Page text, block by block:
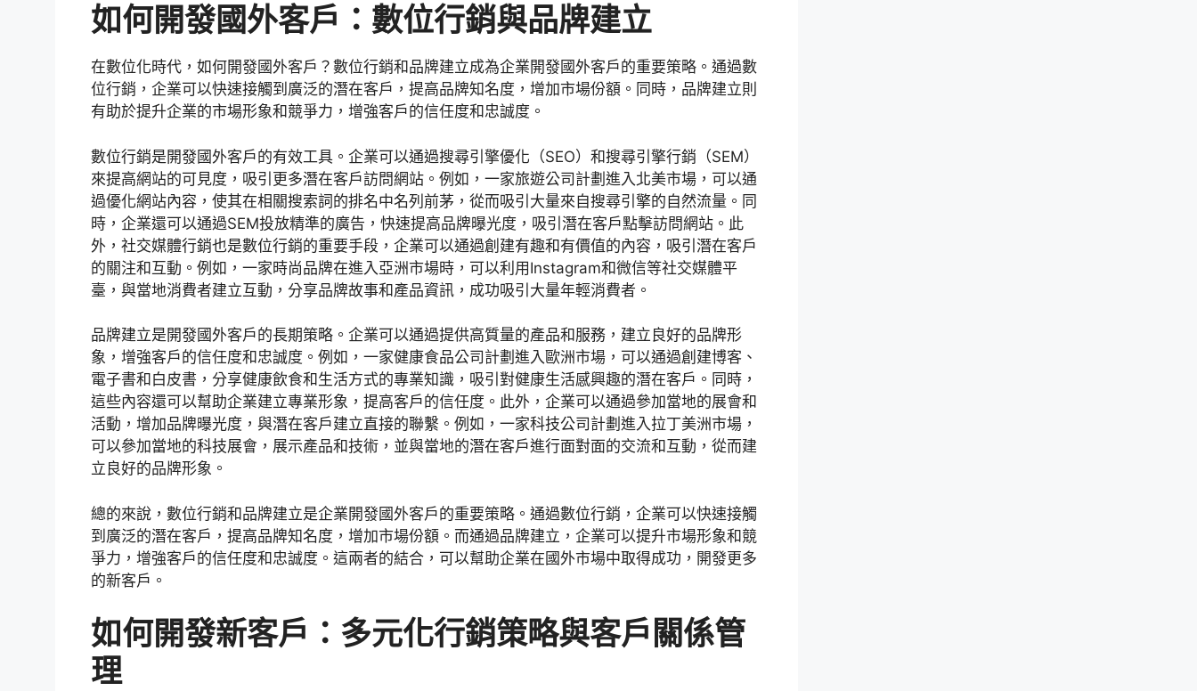
如何開發國外客戶：數位行銷與品牌建立
在數位化時代，如何開發國外客戶？數位行銷和品牌建立成為企業開發國外客戶的重要策略。通過數
位行銷，企業可以快速接觸到廣泛的潛在客戶，提高品牌知名度，增加市場份額。同時，品牌建立則
有助於提升企業的市場形象和競爭力，增強客戶的信任度和忠誠度。
數位行銷是開發國外客戶的有效工具。企業可以通過搜尋引擎優化（SEO）和搜尋引擎行銷（SEM）
來提高網站的可見度，吸引更多潛在客戶訪問網站。例如，一家旅遊公司計劃進入北美市場，可以通
過優化網站內容，使其在相關搜索詞的排名中名列前茅，從而吸引大量來自搜尋引擎的自然流量。同
時，企業還可以通過SEM投放精準的廣告，快速提高品牌曝光度，吸引潛在客戶點擊訪問網站。此
外，社交媒體行銷也是數位行銷的重要手段，企業可以通過創建有趣和有價值的內容，吸引潛在客戶
的關注和互動。例如，一家時尚品牌在進入亞洲市場時，可以利用Instagram和微信等社交媒體平
臺，與當地消費者建立互動，分享品牌故事和產品資訊，成功吸引大量年輕消費者。
品牌建立是開發國外客戶的長期策略。企業可以通過提供高質量的產品和服務，建立良好的品牌形
象，增強客戶的信任度和忠誠度。例如，一家健康食品公司計劃進入歐洲市場，可以通過創建博客、
電子書和白皮書，分享健康飲食和生活方式的專業知識，吸引對健康生活感興趣的潛在客戶。同時，
這些內容還可以幫助企業建立專業形象，提高客戶的信任度。此外，企業可以通過參加當地的展會和
活動，增加品牌曝光度，與潛在客戶建立直接的聯繫。例如，一家科技公司計劃進入拉丁美洲市場，
可以參加當地的科技展會，展示產品和技術，並與當地的潛在客戶進行面對面的交流和互動，從而建
立良好的品牌形象。
總的來說，數位行銷和品牌建立是企業開發國外客戶的重要策略。通過數位行銷，企業可以快速接觸
到廣泛的潛在客戶，提高品牌知名度，增加市場份額。而通過品牌建立，企業可以提升市場形象和競
爭力，增強客戶的信任度和忠誠度。這兩者的結合，可以幫助企業在國外市場中取得成功，開發更多
的新客戶。
如何開發新客戶：多元化行銷策略與客戶關係管
理